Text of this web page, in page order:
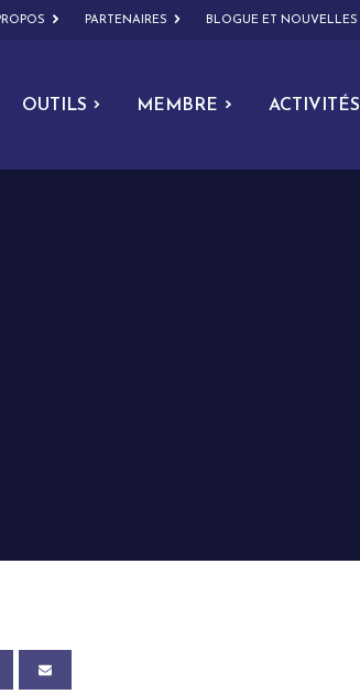
PARTENAIRES BLOGUE ET NOUVELLES
OUTILS MEMBRE ACTIVITÉS